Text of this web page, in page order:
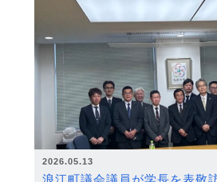
2026.05.13
浪江町議会議員が学長を表敬